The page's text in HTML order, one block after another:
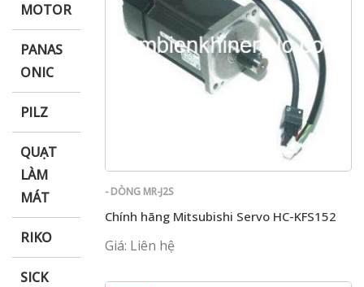
MOTOR
PANAS
ONIC
PILZ
QUẠT
LÀM
MÁT
RIKO
SICK
- DÒNG MR-J2S
Chính hãng Mitsubishi Servo HC-KFS152
Giá: Liên hệ